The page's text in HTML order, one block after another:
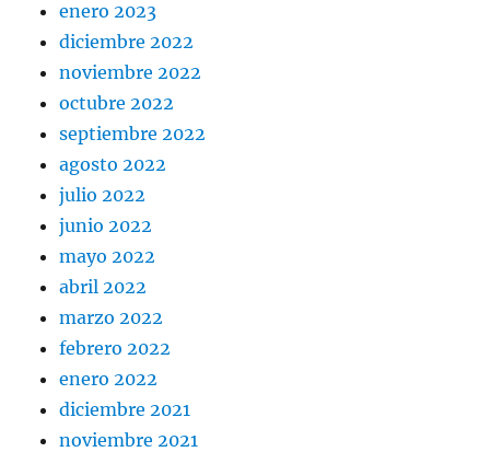
enero 2023
diciembre 2022
noviembre 2022
octubre 2022
septiembre 2022
agosto 2022
julio 2022
junio 2022
mayo 2022
abril 2022
marzo 2022
febrero 2022
enero 2022
diciembre 2021
noviembre 2021